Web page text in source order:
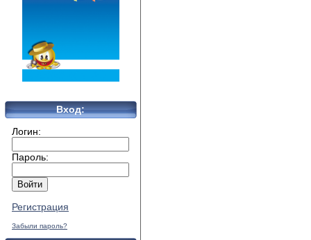
Вход:
Логин:
Пароль:
Регистрация
Забыли пароль?